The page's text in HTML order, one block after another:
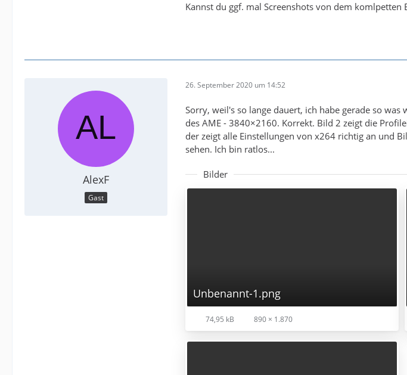
Kannst du ggf. mal Screenshots von dem
AlexF
Gast
26. September 2020 um 14:52
Sorry, weil's so lange dauert, ich habe gerade so
des AME - 3840×2160. Korrekt. Bild 2 zeigt die
der zeigt alle Einstellungen von x264 richtig an und
sehen. Ich bin ratlos...
Bilder
Unbenannt-1.png
74,95 kB 890 × 1.870